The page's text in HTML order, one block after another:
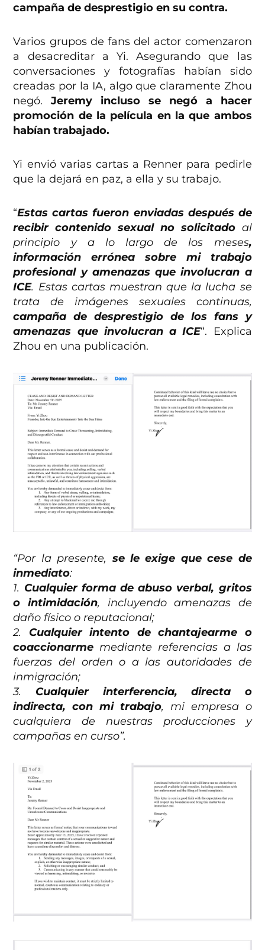
campaña de desprestigio en su contra.
Varios grupos de fans del actor comenzaron
a desacreditar a Yi. Asegurando que las
conversaciones y fotografías habían sido
creadas por la IA, algo que claramente Zhou
negó.Jeremy incluso se negó a hacer
promoción de la película en la que ambos
habían trabajado.
Yi envió varias cartas a Renner para pedirle
que la dejará en paz, a ella y su trabajo.
“Estas cartas fueron enviadas después de
recibir contenido sexual no solicitadoal
principio y a lo largo de los meses,
información errónea sobre mi trabajo
profesional y amenazas que involucran a
ICE. Estas cartas muestran que la lucha se
trata de imágenes sexuales continuas,
campaña de desprestigio de los fans y
amenazas que involucran a ICE“. Explica
Zhou en una publicación.
“Por la presente, se le exige que cese de
inmediato:
1. Cualquier forma de abuso verbal, gritos
o intimidación, incluyendo amenazas de
daño físico o reputacional;
2. Cualquier intento de chantajearme o
coaccionarme mediante referencias a las
fuerzas del orden o a las autoridades de
inmigración;
3. Cualquier interferencia, directa o
indirecta, con mi trabajo, mi empresa o
cualquiera de nuestras producciones y
campañas en curso”.